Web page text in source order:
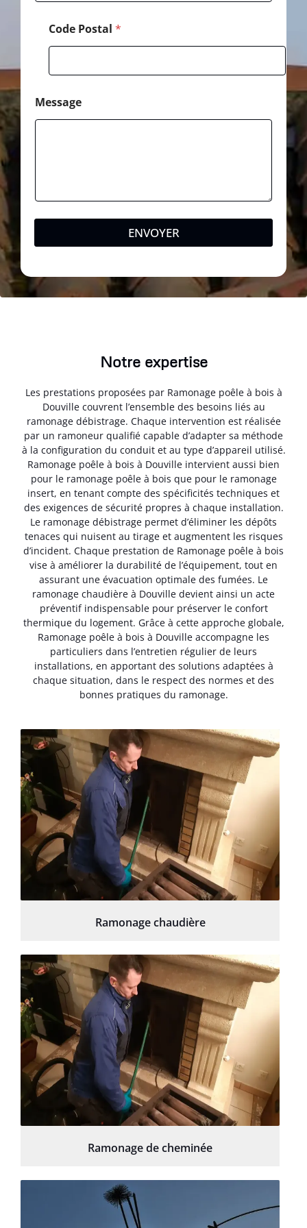
Code Postal *
Message
ENVOYER
Notre expertise
Les prestations proposées par Ramonage poêle à bois à
Douville couvrent l’ensemble des besoins liés au
ramonage débistrage. Chaque intervention est réalisée
par un ramoneur qualifié capable d’adapter sa méthode
à la configuration du conduit et au type d’appareil utilisé.
Ramonage poêle à bois à Douville intervient aussi bien
pour le ramonage poêle à bois que pour le ramonage
insert, en tenant compte des spécificités techniques et
des exigences de sécurité propres à chaque installation.
Le ramonage débistrage permet d’éliminer les dépôts
tenaces qui nuisent au tirage et augmentent les risques
d’incident. Chaque prestation de Ramonage poêle à bois
vise à améliorer la durabilité de l’équipement, tout en
assurant une évacuation optimale des fumées. Le
ramonage chaudière à Douville devient ainsi un acte
préventif indispensable pour préserver le confort
thermique du logement. Grâce à cette approche globale,
Ramonage poêle à bois à Douville accompagne les
particuliers dans l’entretien régulier de leurs
installations, en apportant des solutions adaptées à
chaque situation, dans le respect des normes et des
bonnes pratiques du ramonage.
Ramonage chaudière
Ramonage de cheminée